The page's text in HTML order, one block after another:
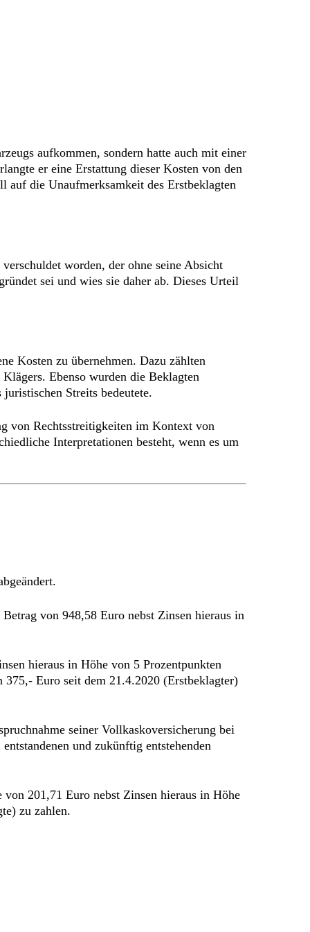
aufkommen, sondern hatte auch mit einer
er eine Erstattung dieser Kosten von den
auf die Unaufmerksamkeit des Erstbeklagten
worden, der ohne seine Absicht
sei und wies sie daher ab. Dieses Urteil
Kosten zu übernehmen. Dazu zählten
Ebenso wurden die Beklagten
Streits bedeutete.
von Rechtsstreitigkeiten im Kontext von
Interpretationen besteht, wenn es um
von 948,58 Euro nebst Zinsen hieraus in
hieraus in Höhe von 5 Prozentpunkten
Euro seit dem 21.4.2020 (Erstbeklagter)
seiner Vollkaskoversicherung bei
und zukünftig entstehenden
201,71 Euro nebst Zinsen hieraus in Höhe
zu zahlen.